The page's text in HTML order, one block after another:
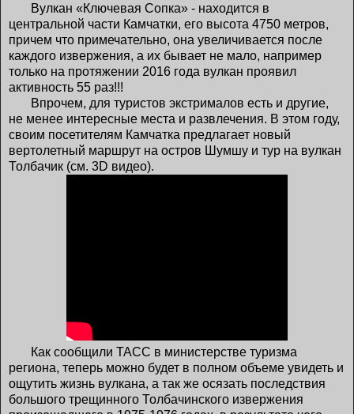
Вулкан «Ключевая Сопка» - находится в
центральной части Камчатки, его высота 4750 метров,
причем что примечательно, она увеличивается после
каждого извержения, а их бывает не мало, например
только на протяжении 2016 года вулкан проявил
активность 55 раз!!!
Впрочем, для туристов экстрималов есть и другие,
не менее интересные места и развлечения. В этом году,
своим посетителям Камчатка предлагает новый
вертолетный маршрут на остров Шумшу и тур на вулкан
Толбачик (см. 3D видео).
Как сообщили ТАСС в министерстве туризма
региона, теперь можно будет в полном объеме увидеть и
ощутить жизнь вулкана, а так же осязать последствия
большого трещинного Толбачинского извержения